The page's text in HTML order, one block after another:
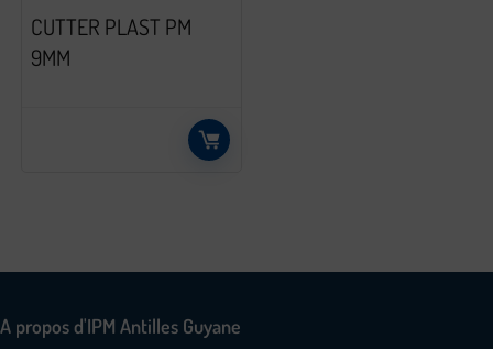
CUTTER PLAST PM
9MM
A propos d'IPM Antilles Guyane